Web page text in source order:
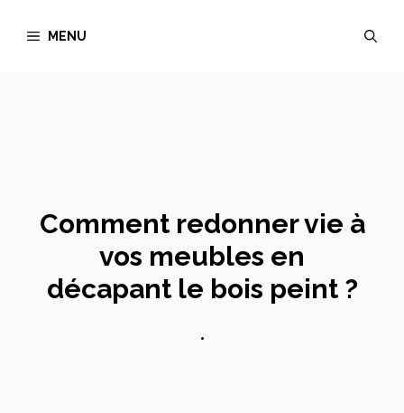
MENU
Comment redonner vie à
vos meubles en
décapant le bois peint ?
•